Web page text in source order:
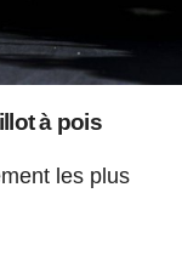
à pois
les plus